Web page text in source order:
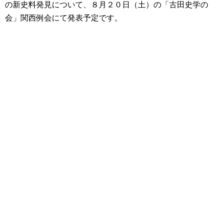
の新史料発見について、８月２０日（土）の「古田史学の
会」関西例会にて発表予定です。